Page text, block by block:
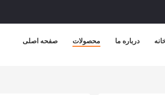
صفحه اصلی محصولات درباره ما